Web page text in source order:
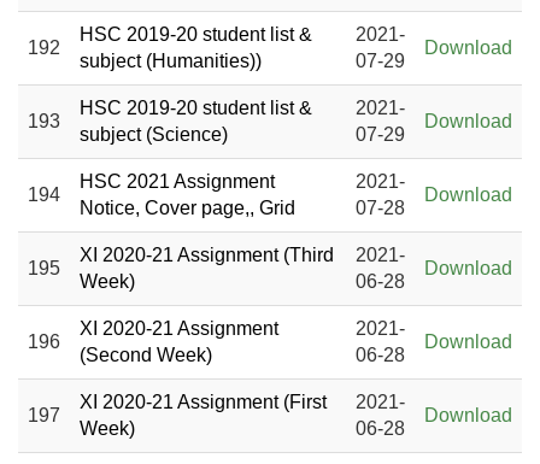
192
HSC 2019-20 student list &
subject (Humanities))
2021-
07-29
Download
193
HSC 2019-20 student list &
subject (Science)
2021-
07-29
Download
194
HSC 2021 Assignment
Notice, Cover page,, Grid
2021-
07-28
Download
195
XI 2020-21 Assignment (Third
Week)
2021-
06-28
Download
196
XI 2020-21 Assignment
(Second Week)
2021-
06-28
Download
197
XI 2020-21 Assignment (First
Week)
2021-
06-28
Download